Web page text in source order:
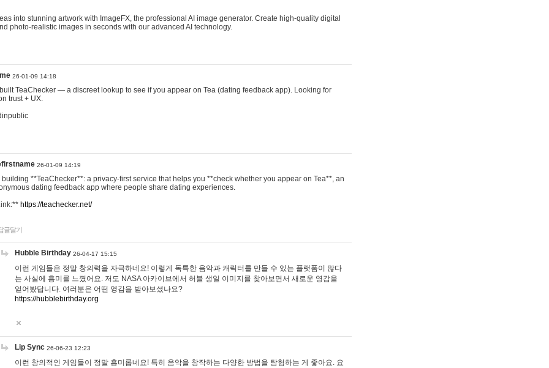
into stunning artwork with ImageFX, the professional AI image generator. Create high-quality digital
photo-realistic images in seconds with our advanced AI technology.
26-01-09 14:18
TeaChecker — a discreet lookup to see if you appear on Tea (dating feedback app). Looking for
trust + UX.
26-01-09 14:19
building **TeaChecker**: a privacy-first service that helps you **check whether you appear on Tea**, an
dating feedback app where people share dating experiences.
https://teachecker.net/
글달기
Hubble Birthday 26-04-17 15:15
이런 게임들은 정말 창의력을 자극하네요! 이렇게 독특한 음악과 캐릭터를 만들 수 있는 플랫폼이 많다
는 사실에 흥미를 느꼈어요. 저도 NASA 아카이브에서 허블 생일 이미지를 찾아보면서 새로운 영감을
얻어봤답니다. 여러분은 어떤 영감을 받아보셨나요?
https://hubblebirthday.org
Lip Sync 26-06-23 12:23
이런 창의적인 게임들이 정말 흥미롭네요! 특히 음악을 창작하는 다양한 방법을 탐험하는 게 좋아요. 요